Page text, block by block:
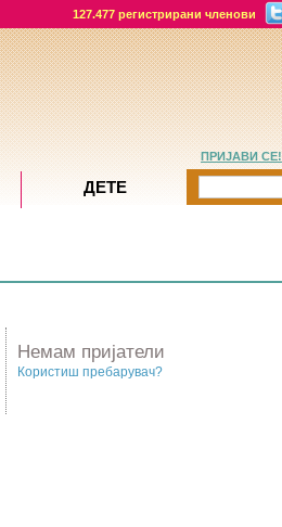
127.477 регистрирани членови
Немам пријатели
Користиш пребарувач?
ПРИЈАВИ СЕ!
ДЕТЕ